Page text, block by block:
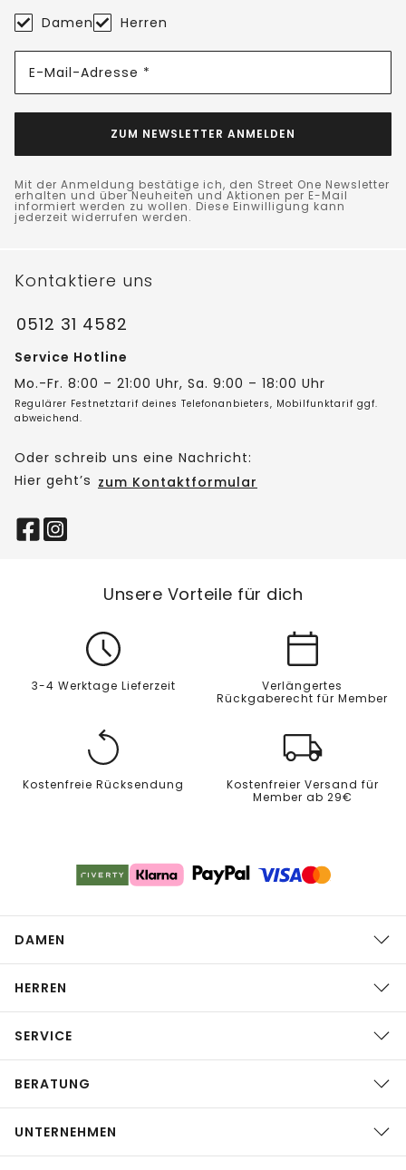
Damen Herren
E-Mail-Adresse *
ZUM NEWSLETTER ANMELDEN
Mit der Anmeldung bestätige ich, den Street One Newsletter
erhalten und über Neuheiten und Aktionen per E-Mail
informiert werden zu wollen. Diese Einwilligung kann
jederzeit widerrufen werden.
Kontaktiere uns
0512 31 4582
Service Hotline
Mo.-Fr. 8:00 – 21:00 Uhr, Sa. 9:00 – 18:00 Uhr
Regulärer Festnetztarif deines Telefonanbieters, Mobilfunktarif ggf.
abweichend.
Oder schreib uns eine Nachricht:
Hier geht’s zum Kontaktformular
Unsere Vorteile für dich
3-4 Werktage Lieferzeit
Verlängertes
Rückgaberecht für Member
Kostenfreie Rücksendung
Kostenfreier Versand für
Member ab 29€
DAMEN
HERREN
SERVICE
BERATUNG
UNTERNEHMEN